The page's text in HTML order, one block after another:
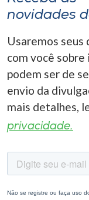
novidades
Usaremos seus
com você
podem ser de
envio da
mais detalhes,
privacidade.